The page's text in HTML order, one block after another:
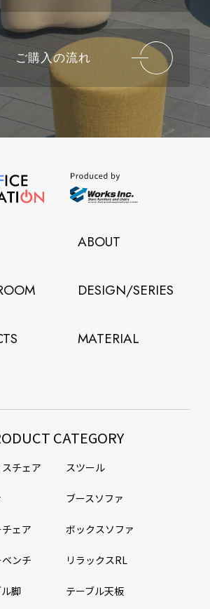
ご購入の流れ
ABOUT
DESIGN/SERIES
MATERIAL
CATEGORY
チェア スツール
ブースソファ
ェア ボックスソファ
ンチ リラックスRL
脚 テーブル天板